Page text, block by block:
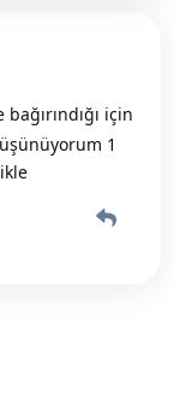
için
1